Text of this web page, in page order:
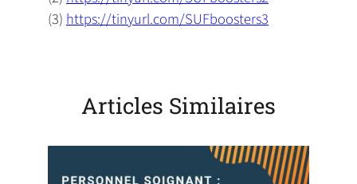
(3)https://tinyurl.com/SUFboosters3
Articles Similaires